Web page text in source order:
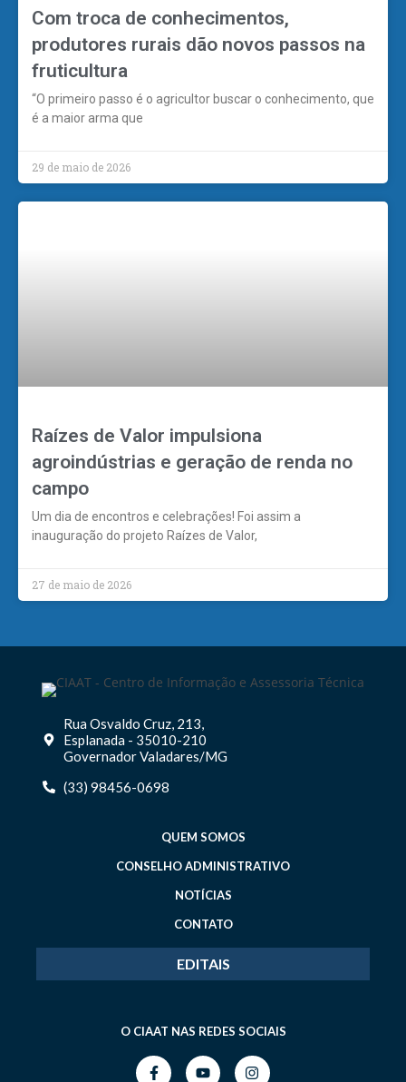
Com troca de conhecimentos,
produtores rurais dão novos passos na
fruticultura
“O primeiro passo é o agricultor buscar o conhecimento, que
é a maior arma que
29 de maio de 2026
Raízes de Valor impulsiona
agroindústrias e geração de renda no
campo
Um dia de encontros e celebrações! Foi assim a
inauguração do projeto Raízes de Valor,
27 de maio de 2026
Rua Osvaldo Cruz, 213,
Esplanada - 35010-210
Governador Valadares/MG
(33) 98456-0698
QUEM SOMOS
CONSELHO ADMINISTRATIVO
NOTÍCIAS
CONTATO
EDITAIS
O CIAAT NAS REDES SOCIAIS